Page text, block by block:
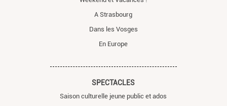
A Strasbourg
Dans les Vosges
En Europe
SPECTACLES
Saison culturelle jeune public et ados